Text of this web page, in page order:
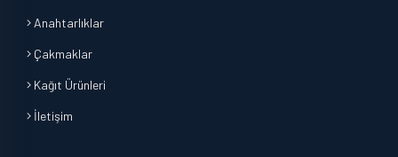
Anahtarlıklar
Çakmaklar
Kağıt Ürünleri
İletişim